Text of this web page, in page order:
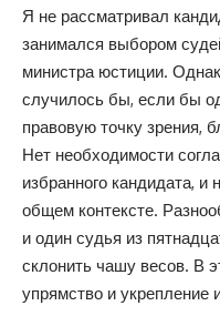
Я не рассматривал
занимался выбором
министра юстиции.
случилось бы, если бы
правовую точку зрения,
Нет необходимости
избранного кандидата,
общем контексте.
и один судья из
склонить чашу весов. В
упрямство и укрепление